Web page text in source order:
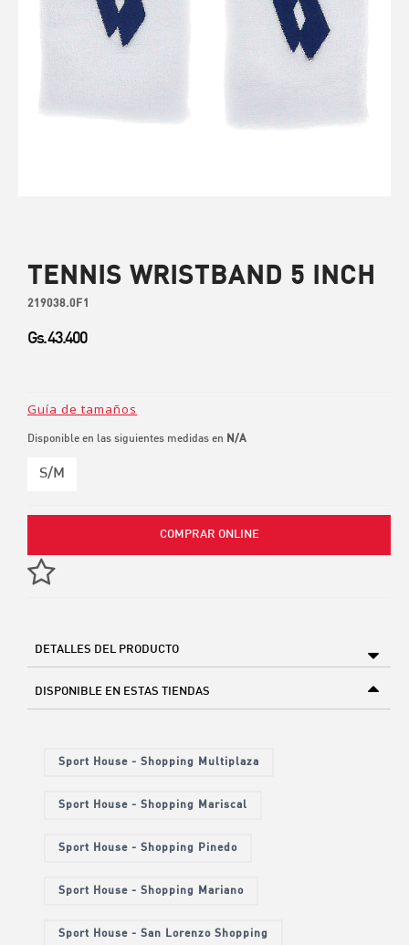
TENNIS WRISTBAND 5 INCH
219038.0F1
Gs. 43.400
Guía de tamaños
Disponible en las siguientes medidas en N/A
S/M
COMPRAR ONLINE
DETALLES DEL PRODUCTO
DISPONIBLE EN ESTAS TIENDAS
Sport House - Shopping Multiplaza
Sport House - Shopping Mariscal
Sport House - Shopping Pinedo
Sport House - Shopping Mariano
Sport House - San Lorenzo Shopping